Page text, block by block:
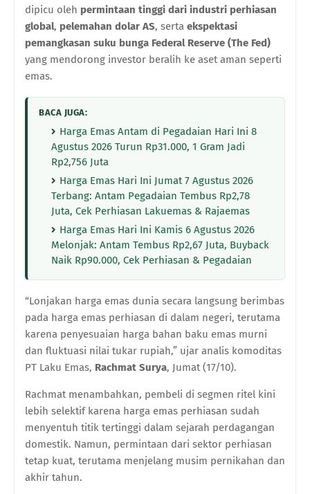
dipicu oleh permintaan tinggi dari industri perhiasan
global, pelemahan dolar AS, serta ekspektasi
pemangkasan suku bunga Federal Reserve (The Fed)
yang mendorong investor beralih ke aset aman seperti
emas.
BACA JUGA:
Harga Emas Antam di Pegadaian Hari Ini 8
Agustus 2026 Turun Rp31.000, 1 Gram Jadi
Rp2,756 Juta
Harga Emas Hari Ini Jumat 7 Agustus 2026
Terbang: Antam Pegadaian Tembus Rp2,78
Juta, Cek Perhiasan Lakuemas & Rajaemas
Harga Emas Hari Ini Kamis 6 Agustus 2026
Melonjak: Antam Tembus Rp2,67 Juta, Buyback
Naik Rp90.000, Cek Perhiasan & Pegadaian
“Lonjakan harga emas dunia secara langsung berimbas
pada harga emas perhiasan di dalam negeri, terutama
karena penyesuaian harga bahan baku emas murni
dan fluktuasi nilai tukar rupiah,” ujar analis komoditas
PT Laku Emas, Rachmat Surya, Jumat (17/10).
Rachmat menambahkan, pembeli di segmen ritel kini
lebih selektif karena harga emas perhiasan sudah
menyentuh titik tertinggi dalam sejarah perdagangan
domestik. Namun, permintaan dari sektor perhiasan
tetap kuat, terutama menjelang musim pernikahan dan
akhir tahun.